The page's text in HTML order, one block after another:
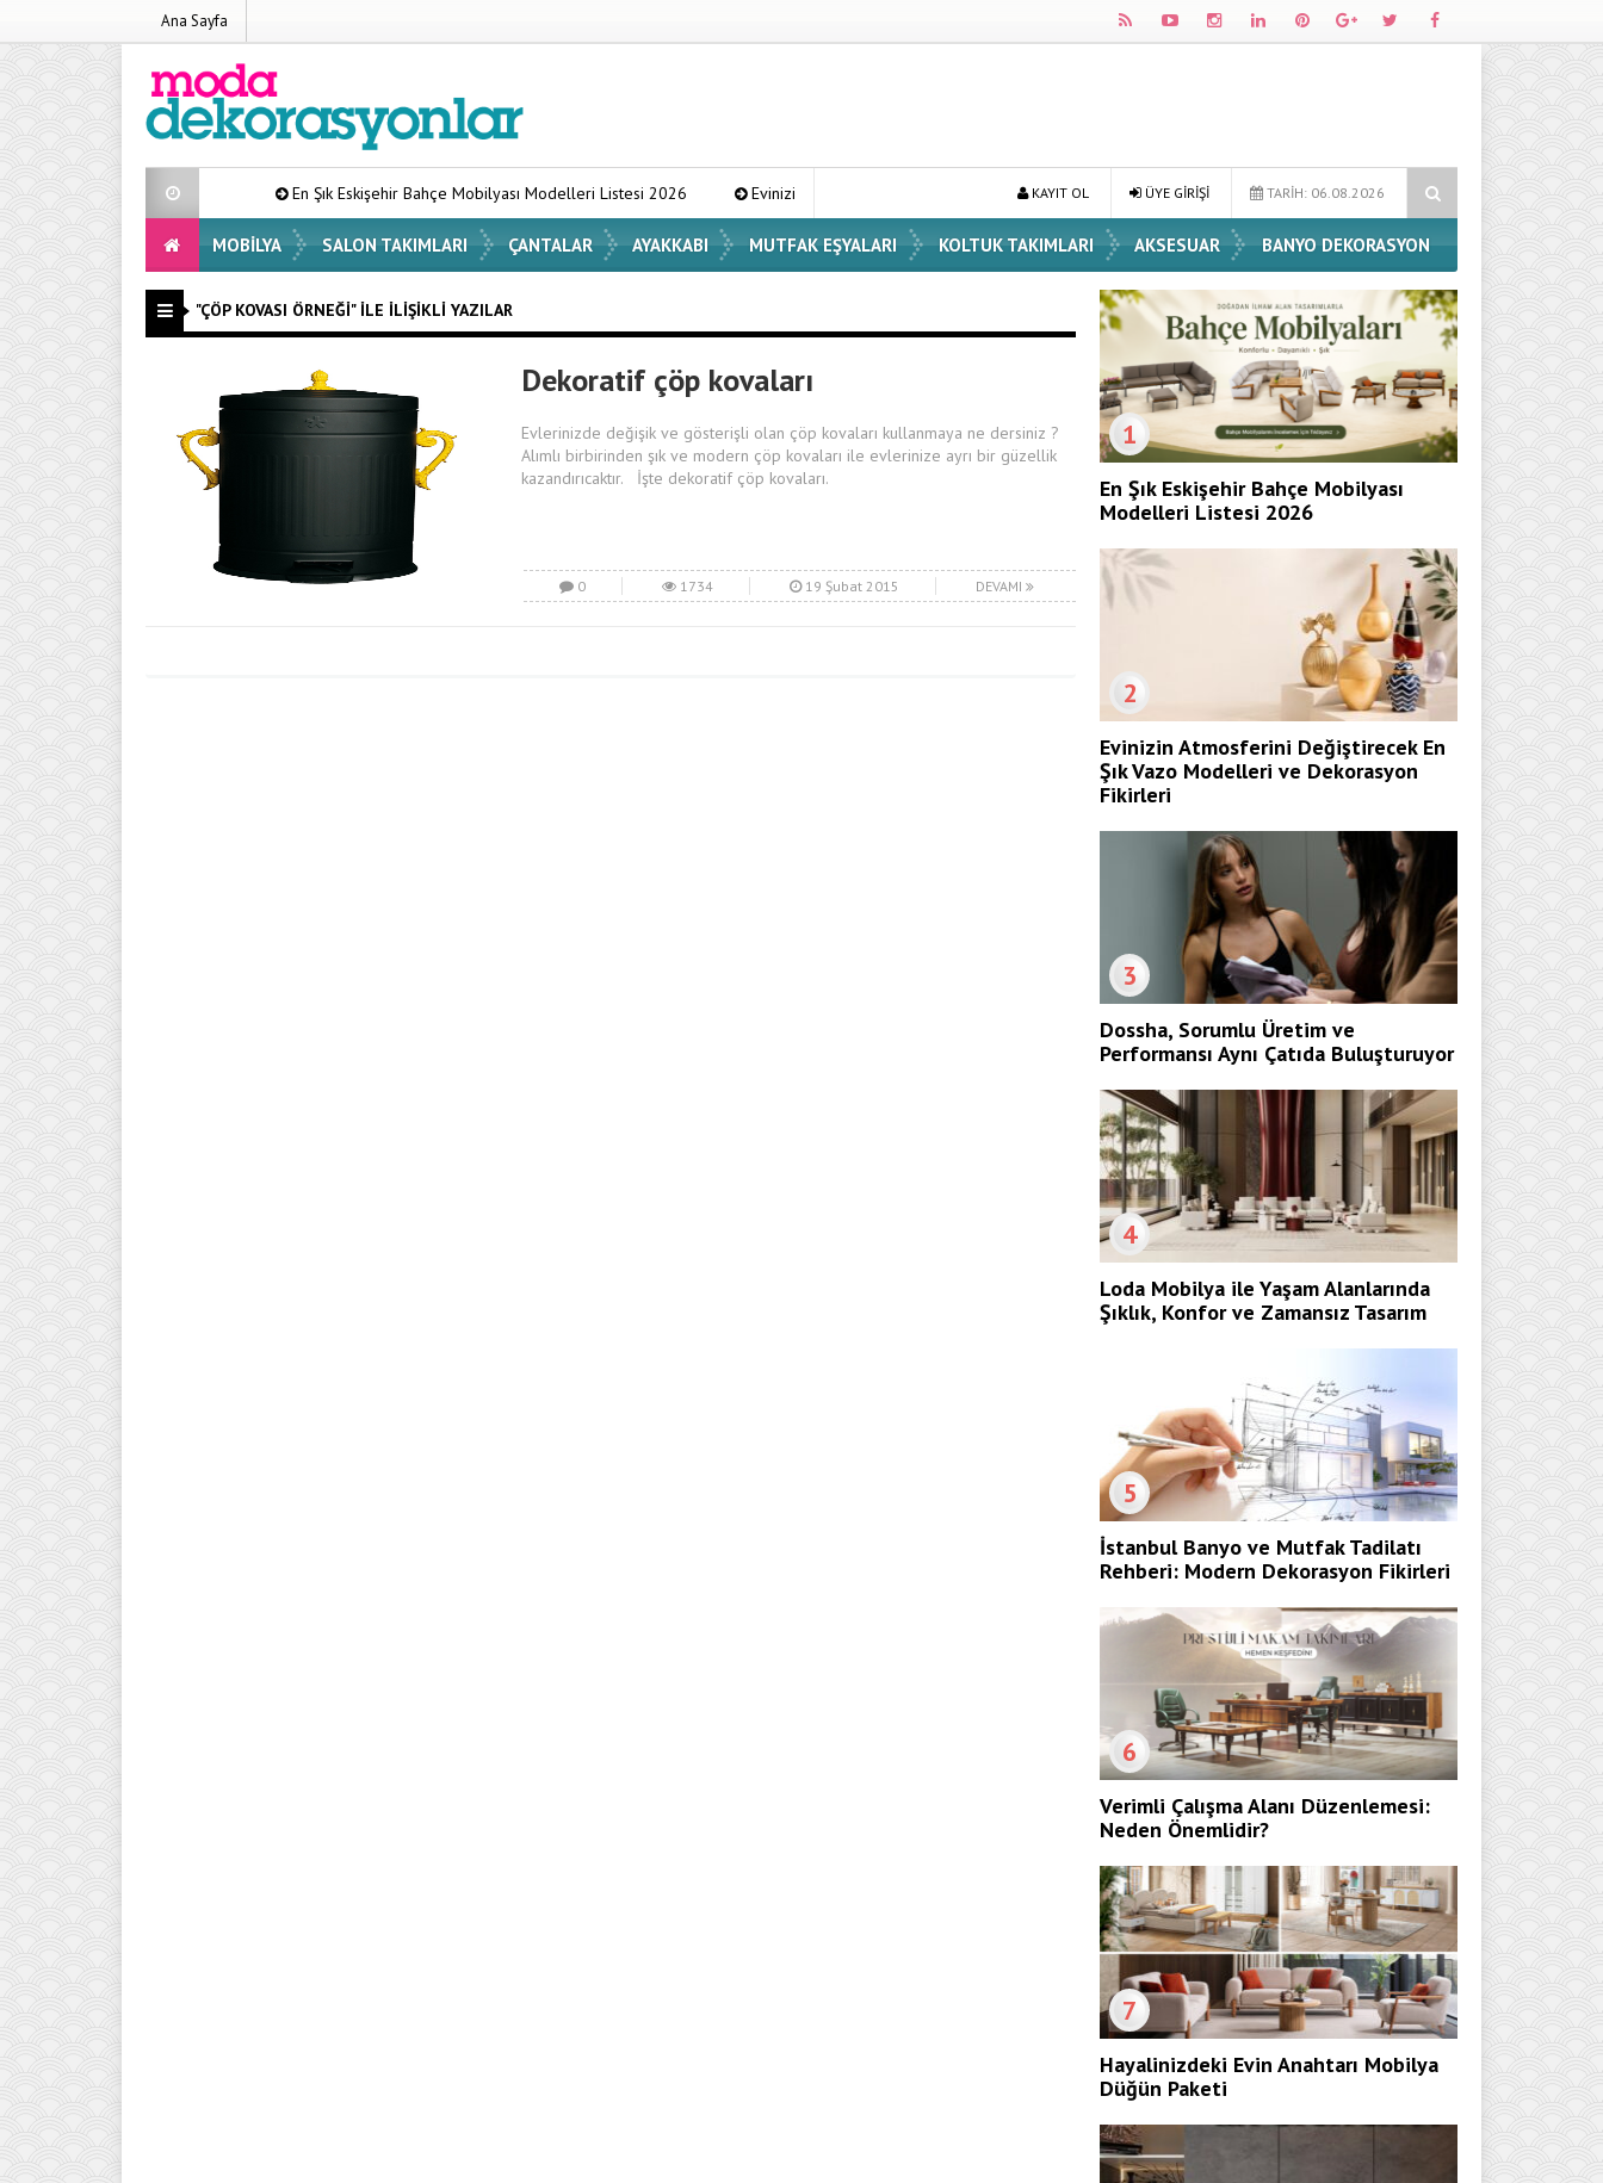
Ana Sayfa
En Şık Eskişehir Bahçe Mobilyası Modelleri Listesi 2026 Evinizin Atmosferini Değiştirecek En Şık Vazo Modelleri ve Dekorasyon Fikirleri Dossha, Sorumlu Üretim ve Performansı
TARİH: 06.08.2026
ÜYE GİRİŞİ
KAYIT OL
MOBILYA SALON TAKIMLARI ÇANTALAR AYAKKABI MUTFAK EŞYALARI KOLTUK TAKIMLARI AKSESUAR BANYO DEKORASYON
"ÇÖP KOVASI ÖRNEĞI" ILE İLIŞIKLI YAZILAR
Dekoratif çöp kovaları
Evlerinizde değişik ve gösterişli olan çöp kovaları kullanmaya ne dersiniz ?
Alımlı birbirinden şık ve modern çöp kovaları ile evlerinize ayrı bir güzellik
kazandırıcaktır. İşte dekoratif çöp kovaları.
0 1734 19 Şubat 2015 DEVAMI
1
En Şık Eskişehir Bahçe Mobilyası
Modelleri Listesi 2026
2
Evinizin Atmosferini Değiştirecek En
Şık Vazo Modelleri ve Dekorasyon
Fikirleri
3
Dossha, Sorumlu Üretim ve
Performansı Aynı Çatıda Buluşturuyor
4
Loda Mobilya ile Yaşam Alanlarında
Şıklık, Konfor ve Zamansız Tasarım
5
İstanbul Banyo ve Mutfak Tadilatı
Rehberi: Modern Dekorasyon Fikirleri
6
Verimli Çalışma Alanı Düzenlemesi:
Neden Önemlidir?
7
Hayalinizdeki Evin Anahtarı Mobilya
Düğün Paketi